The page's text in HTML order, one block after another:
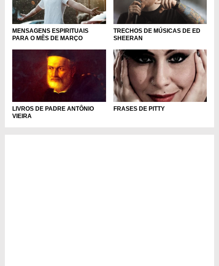
MENSAGENS ESPIRITUAIS
PARA O MÊS DE MARÇO
TRECHOS DE MÚSICAS DE ED
SHEERAN
LIVROS DE PADRE ANTÔNIO
VIEIRA
FRASES DE PITTY